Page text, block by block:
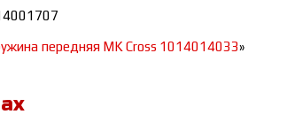
передняя MK Cross 1014014033»